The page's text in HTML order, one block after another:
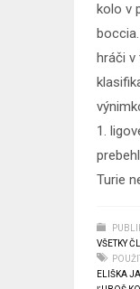
kolo v
hráči v
1.
Turie
VŠETKY
ELIŠKA